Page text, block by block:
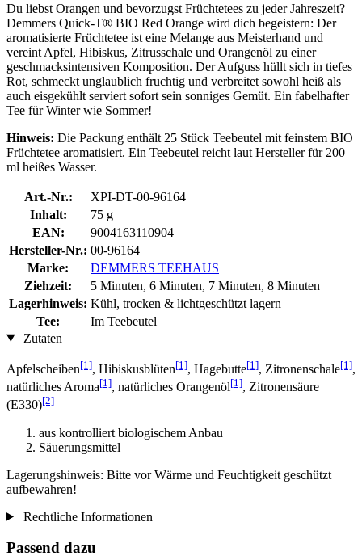
Du liebst Orangen und bevorzugst Früchtetees zu jeder Jahreszeit?
Demmers Quick-T® BIO Red Orange wird dich begeistern: Der
aromatisierte Früchtetee ist eine Melange aus Meisterhand und
vereint Apfel, Hibiskus, Zitrusschale und Orangenöl zu einer
geschmacksintensiven Komposition. Der Aufguss hüllt sich in tiefes
Rot, schmeckt unglaublich fruchtig und verbreitet sowohl heiß als
auch eisgekühlt serviert sofort sein sonniges Gemüt. Ein fabelhafter
Tee für Winter wie Sommer!
Hinweis: Die Packung enthält 25 Stück Teebeutel mit feinstem BIO
Früchtetee aromatisiert. Ein Teebeutel reicht laut Hersteller für 200
ml heißes Wasser.
Art.-Nr.:
XPI-DT-00-96164
Inhalt:
75 g
EAN:
9004163110904
Hersteller-Nr.: 00-96164
Marke:
DEMMERS TEEHAUS
Ziehzeit:
5 Minuten, 6 Minuten, 7 Minuten, 8 Minuten
Lagerhinweis: Kühl, trocken & lichtgeschützt lagern
Tee:
Im Teebeutel
Zutaten
Apfelscheiben[1], Hibiskusblüten[1], Hagebutte[1], Zitronenschale[1],
natürliches Aroma[1], natürliches Orangenöl[1], Zitronensäure
(E330)[2]
aus kontrolliert biologischem Anbau
Säuerungsmittel
Lagerungshinweis: Bitte vor Wärme und Feuchtigkeit geschützt
aufbewahren!
Rechtliche Informationen
Passend dazu